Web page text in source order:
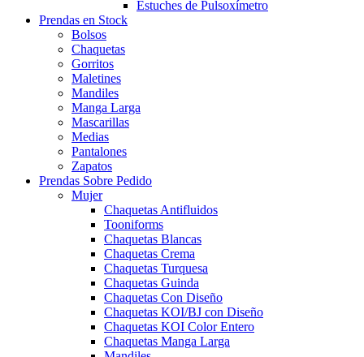
Estuches de Pulsoxímetro
Prendas en Stock
Bolsos
Chaquetas
Gorritos
Maletines
Mandiles
Manga Larga
Mascarillas
Medias
Pantalones
Zapatos
Prendas Sobre Pedido
Mujer
Chaquetas Antifluidos
Tooniforms
Chaquetas Blancas
Chaquetas Crema
Chaquetas Turquesa
Chaquetas Guinda
Chaquetas Con Diseño
Chaquetas KOI/BJ con Diseño
Chaquetas KOI Color Entero
Chaquetas Manga Larga